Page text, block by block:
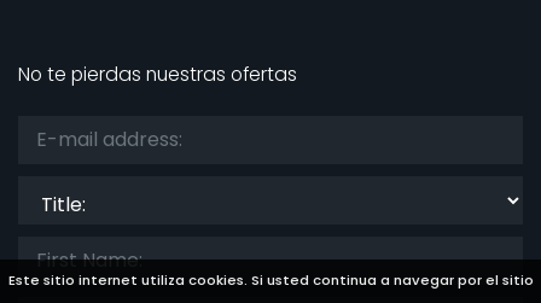
Este sitio internet utiliza cookies. Si usted continua a navegar por el sitio
No te pierdas nuestras ofertas